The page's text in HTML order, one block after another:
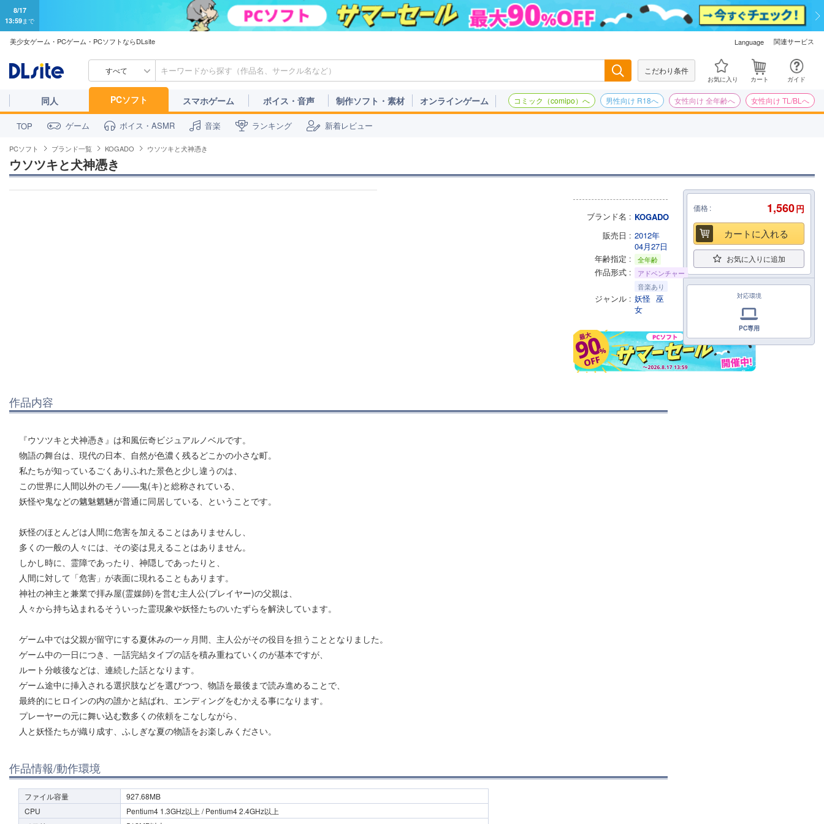
8/17
13:59まで
美少女ゲーム・PCゲーム・PCソフトならDLsite Language 関連サービス
すべて こだわり条件
お気に入り カート ガイド
同人 PCソフト スマホゲーム ボイス・音声 制作ソフト・素材 オンラインゲーム コミック（comipo）へ 男性向け R18へ 女性向け 全年齢へ 女性向け TL/BLへ
TOP ゲーム ボイス・ASMR 音楽 ランキング 新着レビュー
PCソフト ブランド一覧 KOGADO ウソツキと犬神憑き
ウソツキと犬神憑き
ブランド名
KOGADO
販売日
2012年
04月27日
年齢指定
全年齢
作品形式
アドベンチャー
音楽あり
ジャンル 妖怪 巫
女
作品内容
『ウソツキと犬神憑き』は和風伝奇ビジュアルノベルです。
物語の舞台は、現代の日本、自然が色濃く残るどこかの小さな町。
私たちが知っているごくありふれた景色と少し違うのは、
この世界に人間以外のモノ——鬼(キ)と総称されている、
妖怪や鬼などの魑魅魍魎が普通に同居している、ということです。
妖怪のほとんどは人間に危害を加えることはありませんし、
多くの一般の人々には、その姿は見えることはありません。
しかし時に、霊障であったり、神隠しであったりと、
人間に対して「危害」が表面に現れることもあります。
神社の神主と兼業で拝み屋(霊媒師)を営む主人公(プレイヤー)の父親は、
人々から持ち込まれるそういった霊現象や妖怪たちのいたずらを解決しています。
ゲーム中では父親が留守にする夏休みの一ヶ月間、主人公がその役目を担うこととなりました。
ゲーム中の一日につき、一話完結タイプの話を積み重ねていくのが基本ですが、
ルート分岐後などは、連続した話となります。
ゲーム途中に挿入される選択肢などを選びつつ、物語を最後まで読み進めることで、
最終的にヒロインの内の誰かと結ばれ、エンディングをむかえる事になります。
プレーヤーの元に舞い込む数多くの依頼をこなしながら、
人と妖怪たちが織り成す、ふしぎな夏の物語をお楽しみください。
作品情報/動作環境
ファイル容量
927.68MB
CPU
Pentium4 1.3GHz以上 / Pentium4 2.4GHz以上
価格 1,560円
カートに入れる
お気に入りに追加
対応環境
PC専用